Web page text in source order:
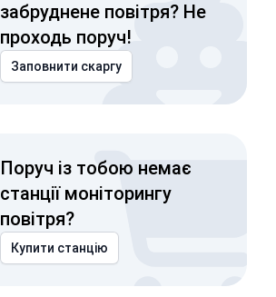
забруднене повітря? Не
проходь поруч!
Заповнити скаргу
Поруч із тобою немає
станції моніторингу
повітря?
Купити станцію